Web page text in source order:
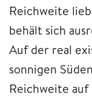
Reichweite
behält sich
Auf der real
sonnigen
Reichweite